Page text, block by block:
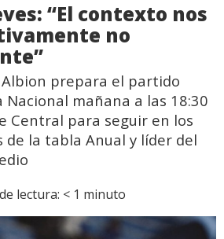
“El contexto nos
no
prepara el partido
mañana a las 18:30
Central para seguir en los
de la tabla Anual y líder del
lectura: < 1 minuto